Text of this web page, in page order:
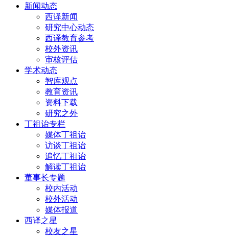
新闻动态
西译新闻
研究中心动态
西译教育参考
校外资讯
审核评估
学术动态
智库观点
教育资讯
资料下载
研究之外
丁祖诒专栏
媒体丁祖诒
访谈丁祖诒
追忆丁祖诒
解读丁祖诒
董事长专题
校内活动
校外活动
媒体报道
西译之星
校友之星